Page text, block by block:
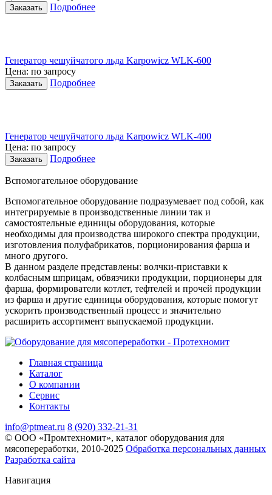
Подробнее
Генератор чешуйчатого льда Karpowicz WLK-600
Цена: по запросу
Подробнее
Генератор чешуйчатого льда Karpowicz WLK-400
Цена: по запросу
Подробнее
Вспомогательное оборудование
Вспомогательное оборудование подразумевает под собой, как
интегрируемые в производственные линии так и
самостоятельные единицы оборудования, которые
необходимы для производства широкого спектра продукции,
изготовления полуфабрикатов, порционирования фарша и
много другого.
В данном разделе представлены: волчки-приставки к
колбасным шприцам, обвязчики продукции, порционеры для
фарша, формирователи котлет, тефтелей и прочей продукции
из фарша и другие единицы оборудования, которые помогут
ускорить производственный процесс и значительно
расширить ассортимент выпускаемой продукции.
Главная страница
Каталог
О компании
Сервис
Контакты
info@ptmeat.ru 8 (920) 332-21-31
© ООО «Промтехномит», каталог оборудования для
мясопереработки, 2010-2025 Обработка персональных данных
Разработка сайта
Навигация